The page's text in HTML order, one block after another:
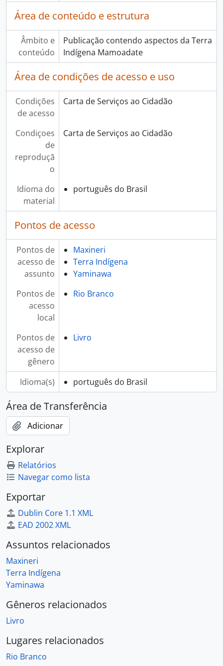
Área de conteúdo e estrutura
Âmbito e
conteúdo
Publicação contendo aspectos da Terra
Indígena Mamoadate
Área de condições de acesso e uso
Condições
de acesso
Carta de Serviços ao Cidadão
Condiçoes
de
reproduçã
o
Carta de Serviços ao Cidadão
Idioma do
material
português do Brasil
Pontos de acesso
Pontos de
acesso de
assunto
Maxineri
Terra Indígena
Yaminawa
Pontos de
acesso
local
Rio Branco
Pontos de
acesso de
gênero
Livro
Idioma(s) português do Brasil
Área de Transferência
Adicionar
Explorar
Relatórios
Navegar como lista
Exportar
Dublin Core 1.1 XML
EAD 2002 XML
Assuntos relacionados
Maxineri
Terra Indígena
Yaminawa
Gêneros relacionados
Livro
Lugares relacionados
Rio Branco